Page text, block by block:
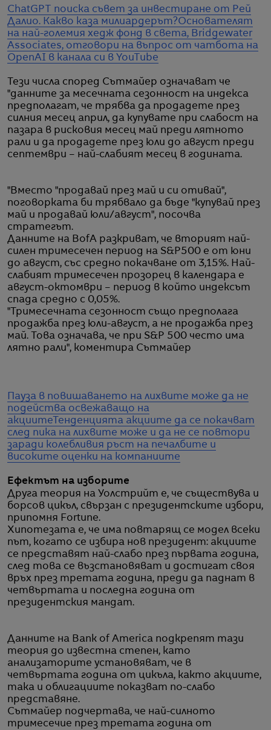
ChatGPT поиска съвет за инвестиране от Рей
Далио. Какво каза милиардерът?Основателят
на най-големия хедж фонд в света, Bridgewater
Associates, отговори на въпрос от чатбота на
OpenAI в канала си в YouTube
Тези числа според Сътмайер означават че
"данните за месечната сезонност на индекса
предполагат, че трябва да продадете през
силния месец април, да купувате при слабост на
пазара в рисковия месец май преди лятното
рали и да продадете през юли до август преди
септември – най-слабият месец в годината.
"Вместо "продавай през май и си отивай",
поговорката би трябвало да бъде "купувай през
май и продавай юли/август", посочва
стратегът.
Данните на BofA разкриват, че вторият най-
силен тримесечен период на S&P500 е от юни
до август, със средно покачване от 3,15%. Най-
слабият тримесечен прозорец в календара е
август-октомври – период в който индексът
спада средно с 0,05%.
"Тримесечната сезонност също предполага
продажба през юли-август, а не продажба през
май. Това означава, че при S&P 500 често има
лятно рали", коментира Сътмайер
Пауза в повишаването на лихвите може да не
подейства освежаващо на
акциите Тенденцията акциите да се покачват
след пика на лихвите може и да не се повтори
заради колебливия ръст на печалбите и
високите оценки на компаниите
Ефектът на изборите
Друга теория на Уолстрийт е, че съществува и
борсов цикъл, свързан с президентските избори,
припомня Fortune.
Хипотезата е, че има повтарящ се модел всеки
път, когато се избира нов президент: акциите
се представят най-слабо през първата година,
след това се възстановяват и достигат своя
връх през третата година, преди да паднат в
четвъртата и последна година от
президентския мандат.
Данните на Bank of America подкрепят тази
теория до известна степен, като
анализаторите установяват, че в
четвъртата година от цикъла, както акциите,
така и облигациите показват по-слабо
представяне.
Сътмайер подчертава, че най-силното
тримесечие през третата година от